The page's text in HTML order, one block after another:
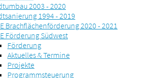
2003 - 2020
1994 - 2019
Brachflächenförderung 2020 - 2021
Förderung Südwest
Förderung
Aktuelles & Termine
Projekte
Programmsteuerung